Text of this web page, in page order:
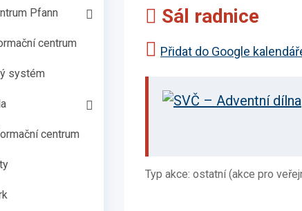
Kde:
Sál radnice
Přidat do Google
Typ akce: ostatní (akce pro
Pfann
centrum
systém
centrum